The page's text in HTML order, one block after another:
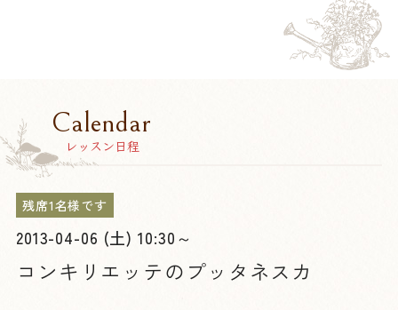
Calendar
レッスン日程
残席1名様です
2013-04-06 (土) 10:30～
コンキリエッテのプッタネスカ